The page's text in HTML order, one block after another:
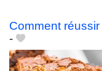
Comment
-